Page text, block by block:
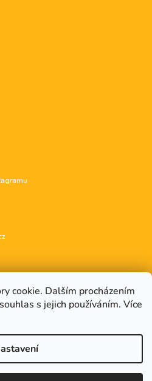
cookie. Dalším procházením
s jejich používáním. Více